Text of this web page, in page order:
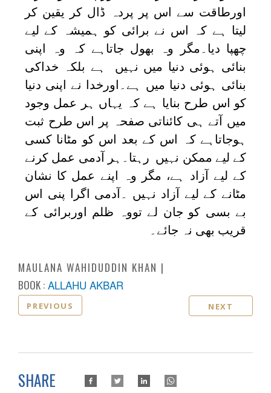
اورطاقت سے اس پر پردہ ڈال کر یقین کر
لیتا ہے کہ اس نے برائی کو ہمیشہ کے لیے
چھپا دیا۔مگر وہ بھول جاتاہے کہ وہ اپنی
بنائی ہوئی دنیا میں نہیں ہے بلکہ خداکی
بنائی ہوئی دنیا میں ہے۔اورخدا نے اپنی دنیا
کو اس طرح بنایا ہے کہ یہاں ہر عمل وجود
میں آتے ہی کائناتی صفحہ پر اس طرح ثبت
ہوجاتاہے کہ اس کے بعد اس کو مٹانا کسی
کے لیے ممکن نہیں رہتا۔ہر آدمی عمل کرنے
کے لیے آزاد ہے، مگر وہ اپنے عمل کا نشان
مٹانے کے لیے آزاد نہیں ۔آدمی اگرا پنی اس
بے بسی کو جان لے تووہ ظلم اوربرائی کے
قریب بھی نہ جائے۔
MAULANA WAHIDUDDIN KHAN
BOOK : ALLAHU AKBAR
PREVIOUS NEXT
SHARE